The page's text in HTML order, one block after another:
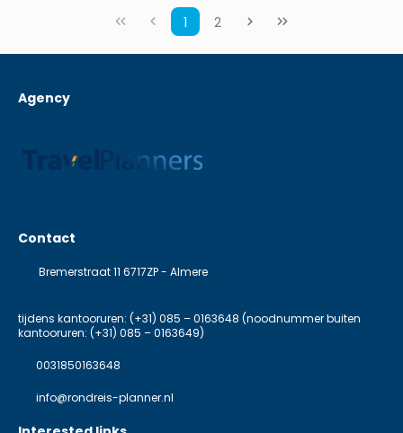
1 2
Agency
Contact
Bremerstraat 11 6717ZP - Almere
tijdens kantooruren: (+31) 085 – 0163648 (noodnummer buiten
kantooruren: (+31) 085 – 0163649)
0031850163648
info@rondreis-planner.nl